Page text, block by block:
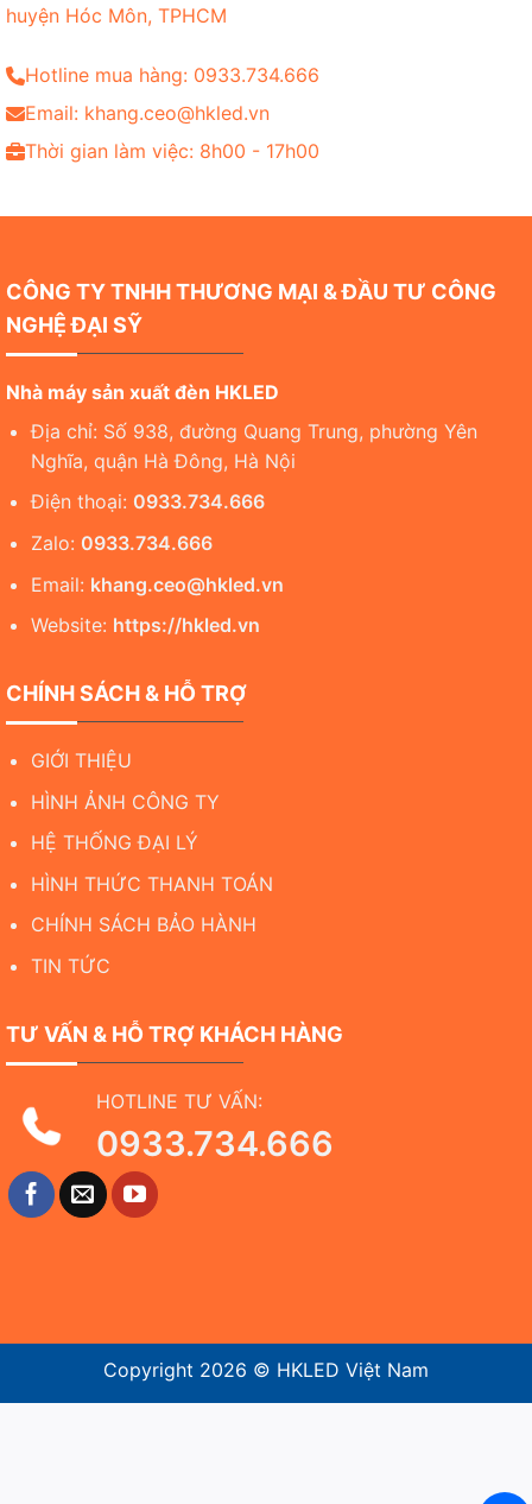
huyện Hóc Môn, TPHCM
Hotline mua hàng: 0933.734.666
Email: khang.ceo@hkled.vn
Thời gian làm việc: 8h00 - 17h00
CÔNG TY TNHH THƯƠNG MẠI & ĐẦU TƯ CÔNG
NGHỆ ĐẠI SỸ
Nhà máy sản xuất đèn HKLED
Địa chỉ: Số 938, đường Quang Trung, phường Yên
Nghĩa, quận Hà Đông, Hà Nội
Điện thoại: 0933.734.666
Zalo: 0933.734.666
Email: khang.ceo@hkled.vn
Website: https://hkled.vn
CHÍNH SÁCH & HỖ TRỢ
GIỚI THIỆU
HÌNH ẢNH CÔNG TY
HỆ THỐNG ĐẠI LÝ
HÌNH THỨC THANH TOÁN
CHÍNH SÁCH BẢO HÀNH
TIN TỨC
TƯ VẤN & HỖ TRỢ KHÁCH HÀNG
HOTLINE TƯ VẤN:
0933.734.666
Copyright 2026 © HKLED Việt Nam